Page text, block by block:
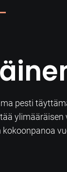
pesti